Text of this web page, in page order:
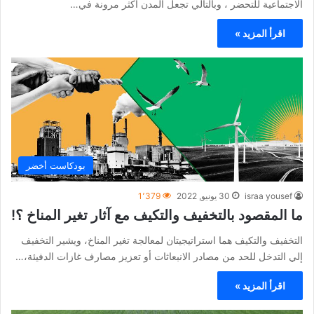
الاجتماعية للتحضر ، وبالتالي تجعل المدن أكثر مرونة في…
اقرأ المزيد »
بودكاست أخضر
israa yousef 30 يونيو, 2022 1٬379
ما المقصود بالتخفيف والتكيف مع آثار تغير المناخ ؟!
التخفيف والتكيف هما استراتيجيتان لمعالجة تغير المناخ، ويشير التخفيف
إلي التدخل للحد من مصادر الانبعاثات أو تعزيز مصارف غازات الدفيئة،…
اقرأ المزيد »